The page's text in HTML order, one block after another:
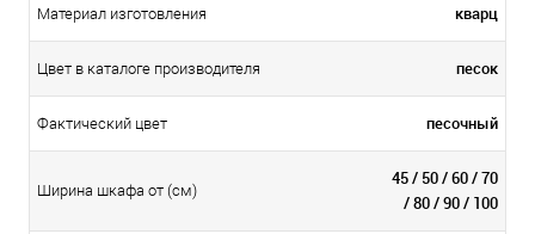
Материал изготовления кварц
Цвет в каталоге производителя песок
Фактический цвет песочный
Ширина шкафа от (см)
45 / 50 / 60 / 70
/ 80 / 90 / 100